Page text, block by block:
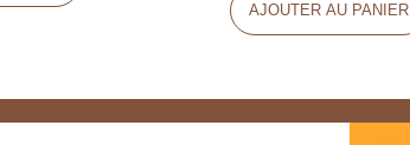
AJOUTER AU PANIER